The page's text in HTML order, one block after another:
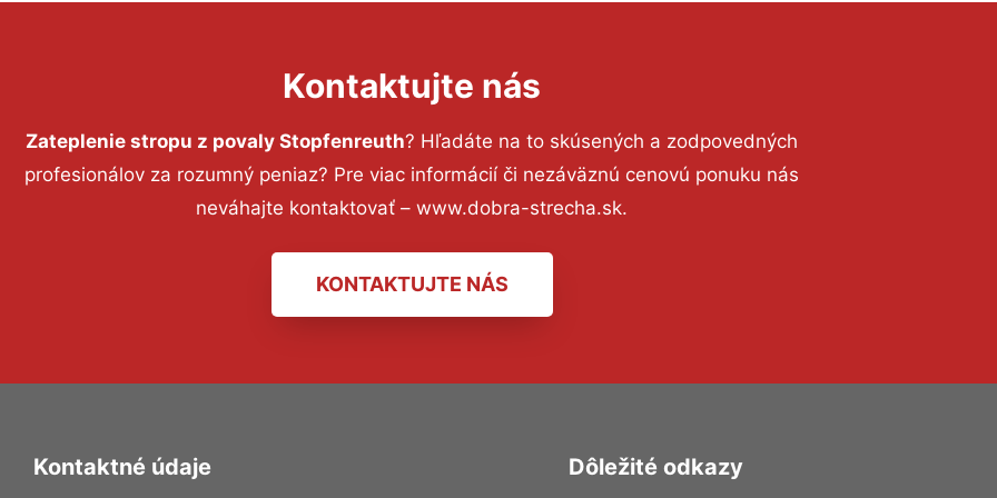
Kontaktujte nás
Zateplenie stropu z povaly Stopfenreuth? Hľadáte na to skúsených a zodpovedných
profesionálov za rozumný peniaz? Pre viac informácií či nezáväznú cenovú ponuku nás
neváhajte kontaktovať – www.dobra-strecha.sk.
KONTAKTUJTE NÁS
Kontaktné údaje Dôležité odkazy